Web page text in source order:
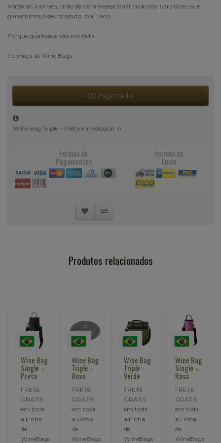
Materiais incríveis, mão de obra excepcional, tudo isso para dizer que
garantimos o seu produto, por 1 ano
Porque qualidade não nos falta.
Conheça as Wine Bags
Esgotado
Wine Bag Triple – Preta em estoque: 0
Formas de
Pagamentos
Formas de
Envio
Produtos relacionados
Wine Bag
Single –
Preta
FRETE
GRÁTIS
em toda
a Linha
de
WineBags
Wine Bag
Triple –
Roxo
FRETE
GRÁTIS
em toda
a Linha
de
WineBags
Wine Bag
Triple –
Verde
FRETE
GRÁTIS
em toda
a Linha
de
WineBags
Wine Bag
Single –
Rosa
FRETE
GRÁTIS
em toda
a Linha
de
WineBags